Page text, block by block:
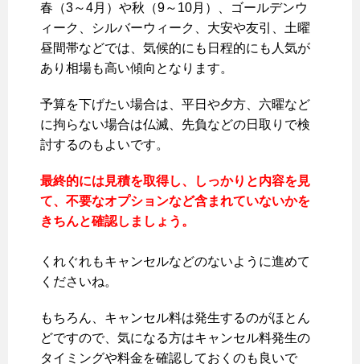
春（3～4月）や秋（9～10月）、ゴールデンウ
ィーク、シルバーウィーク、大安や友引、土曜
昼間帯などでは、気候的にも日程的にも人気が
あり相場も高い傾向となります。
予算を下げたい場合は、平日や夕方、六曜など
に拘らない場合は仏滅、先負などの日取りで検
討するのもよいです。
最終的には見積を取得し、しっかりと内容を見
て、不要なオプションなど含まれていないかを
きちんと確認しましょう。
くれぐれもキャンセルなどのないように進めて
くださいね。
もちろん、キャンセル料は発生するのがほとん
どですので、気になる方はキャンセル料発生の
タイミングや料金を確認しておくのも良いで